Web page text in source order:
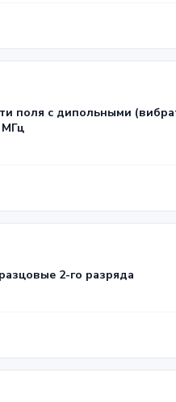
поля с дипольными
МГц
2-го разряда